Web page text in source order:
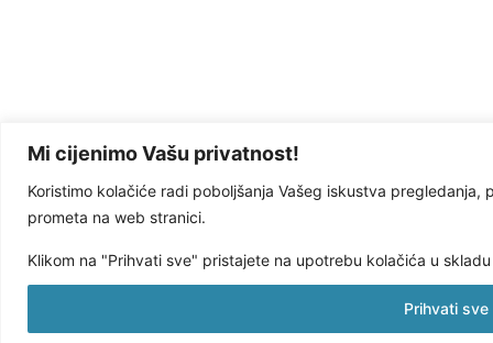
Mi cijenimo Vašu privatnost!
Koristimo kolačiće radi poboljšanja Vašeg iskustva
prometa na web stranici.
Klikom na "Prihvati sve" pristajete na upotrebu kolačića u
Prihvati sve